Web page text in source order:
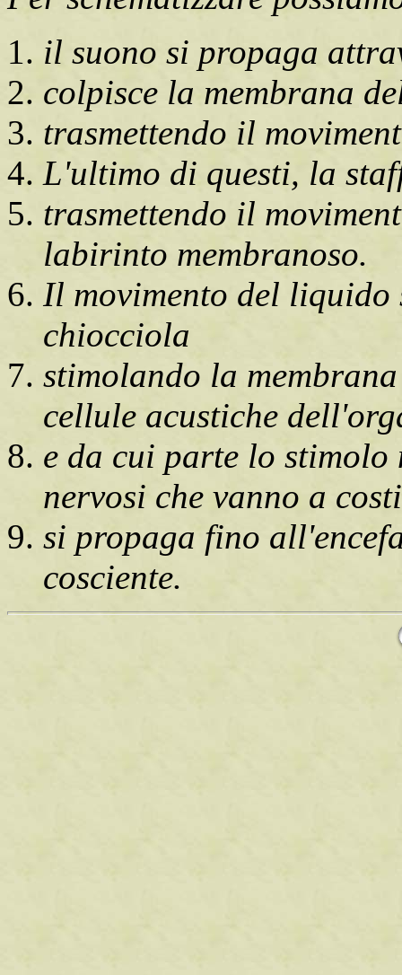
il suono si propaga
colpisce la membrana
trasmettendo il
L'ultimo di questi, la
trasmettendo il
labirinto membranoso.
Il movimento del
chiocciola
stimolando la
cellule acustiche
e da cui parte lo stimolo
nervosi che vanno a
si propaga fino
cosciente.